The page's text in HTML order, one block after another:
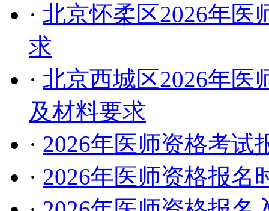
· 北京怀柔区2026年医
求
· 北京西城区2026年医
及材料要求
· 2026年医师资格考试
· 2026年医师资格报名